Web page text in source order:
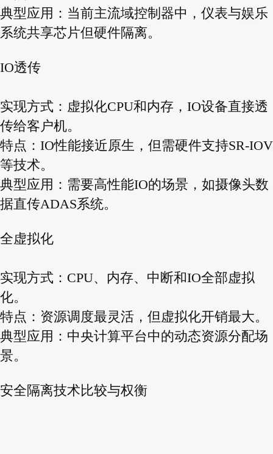
典型应用：当前主流域控制器中，仪表与娱乐
系统共享芯片但硬件隔离。
IO透传
实现方式：虚拟化CPU和内存，IO设备直接透
传给客户机。
特点：IO性能接近原生，但需硬件支持SR-IOV
等技术。
典型应用：需要高性能IO的场景，如摄像头数
据直传ADAS系统。
全虚拟化
实现方式：CPU、内存、中断和IO全部虚拟
化。
特点：资源调度最灵活，但虚拟化开销最大。
典型应用：中央计算平台中的动态资源分配场
景。
安全隔离技术比较与权衡